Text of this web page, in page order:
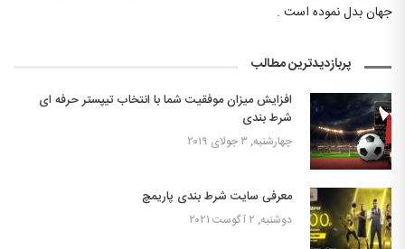
جهان بدل نموده است .
پربازدیدترین مطالب
افزایش میزان موفقیت شما با انتخاب تیپستر حرفه ای
شرط بندی
چهارشنبه, ۳ جولای ۲۰۱۹
معرفی سایت شرط بندی پاریمچ
دوشنبه, ۲ آگوست ۲۰۲۱